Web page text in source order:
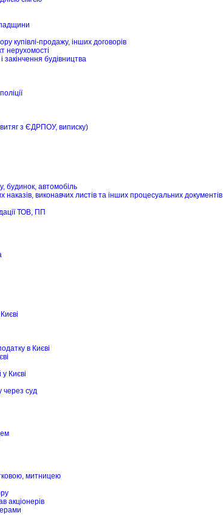
купівлі-продажу, інших договорів
нерухомості
будівництва
з ЄДРПОУ, виписку)
будинок, автомобіль
виконавчих листів та інших процесуальних документів
ТОВ, ПП
в Києві
Києві
через суд
митницею
акціонерів